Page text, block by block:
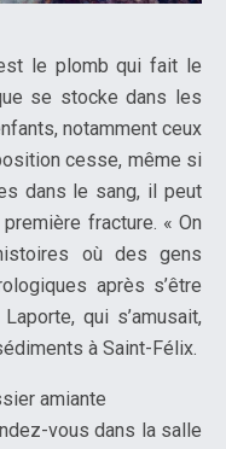
le plomb qui fait le
se stocke dans les
notamment ceux
cesse, même si
dans le sang, il peut
fracture. « On
où des gens
après s’être
qui s’amusait,
à Saint-Félix.
amiante
vous dans la salle